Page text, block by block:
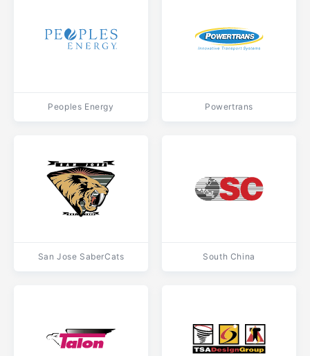
Peoples Energy Powertrans
San Jose SaberCats South China